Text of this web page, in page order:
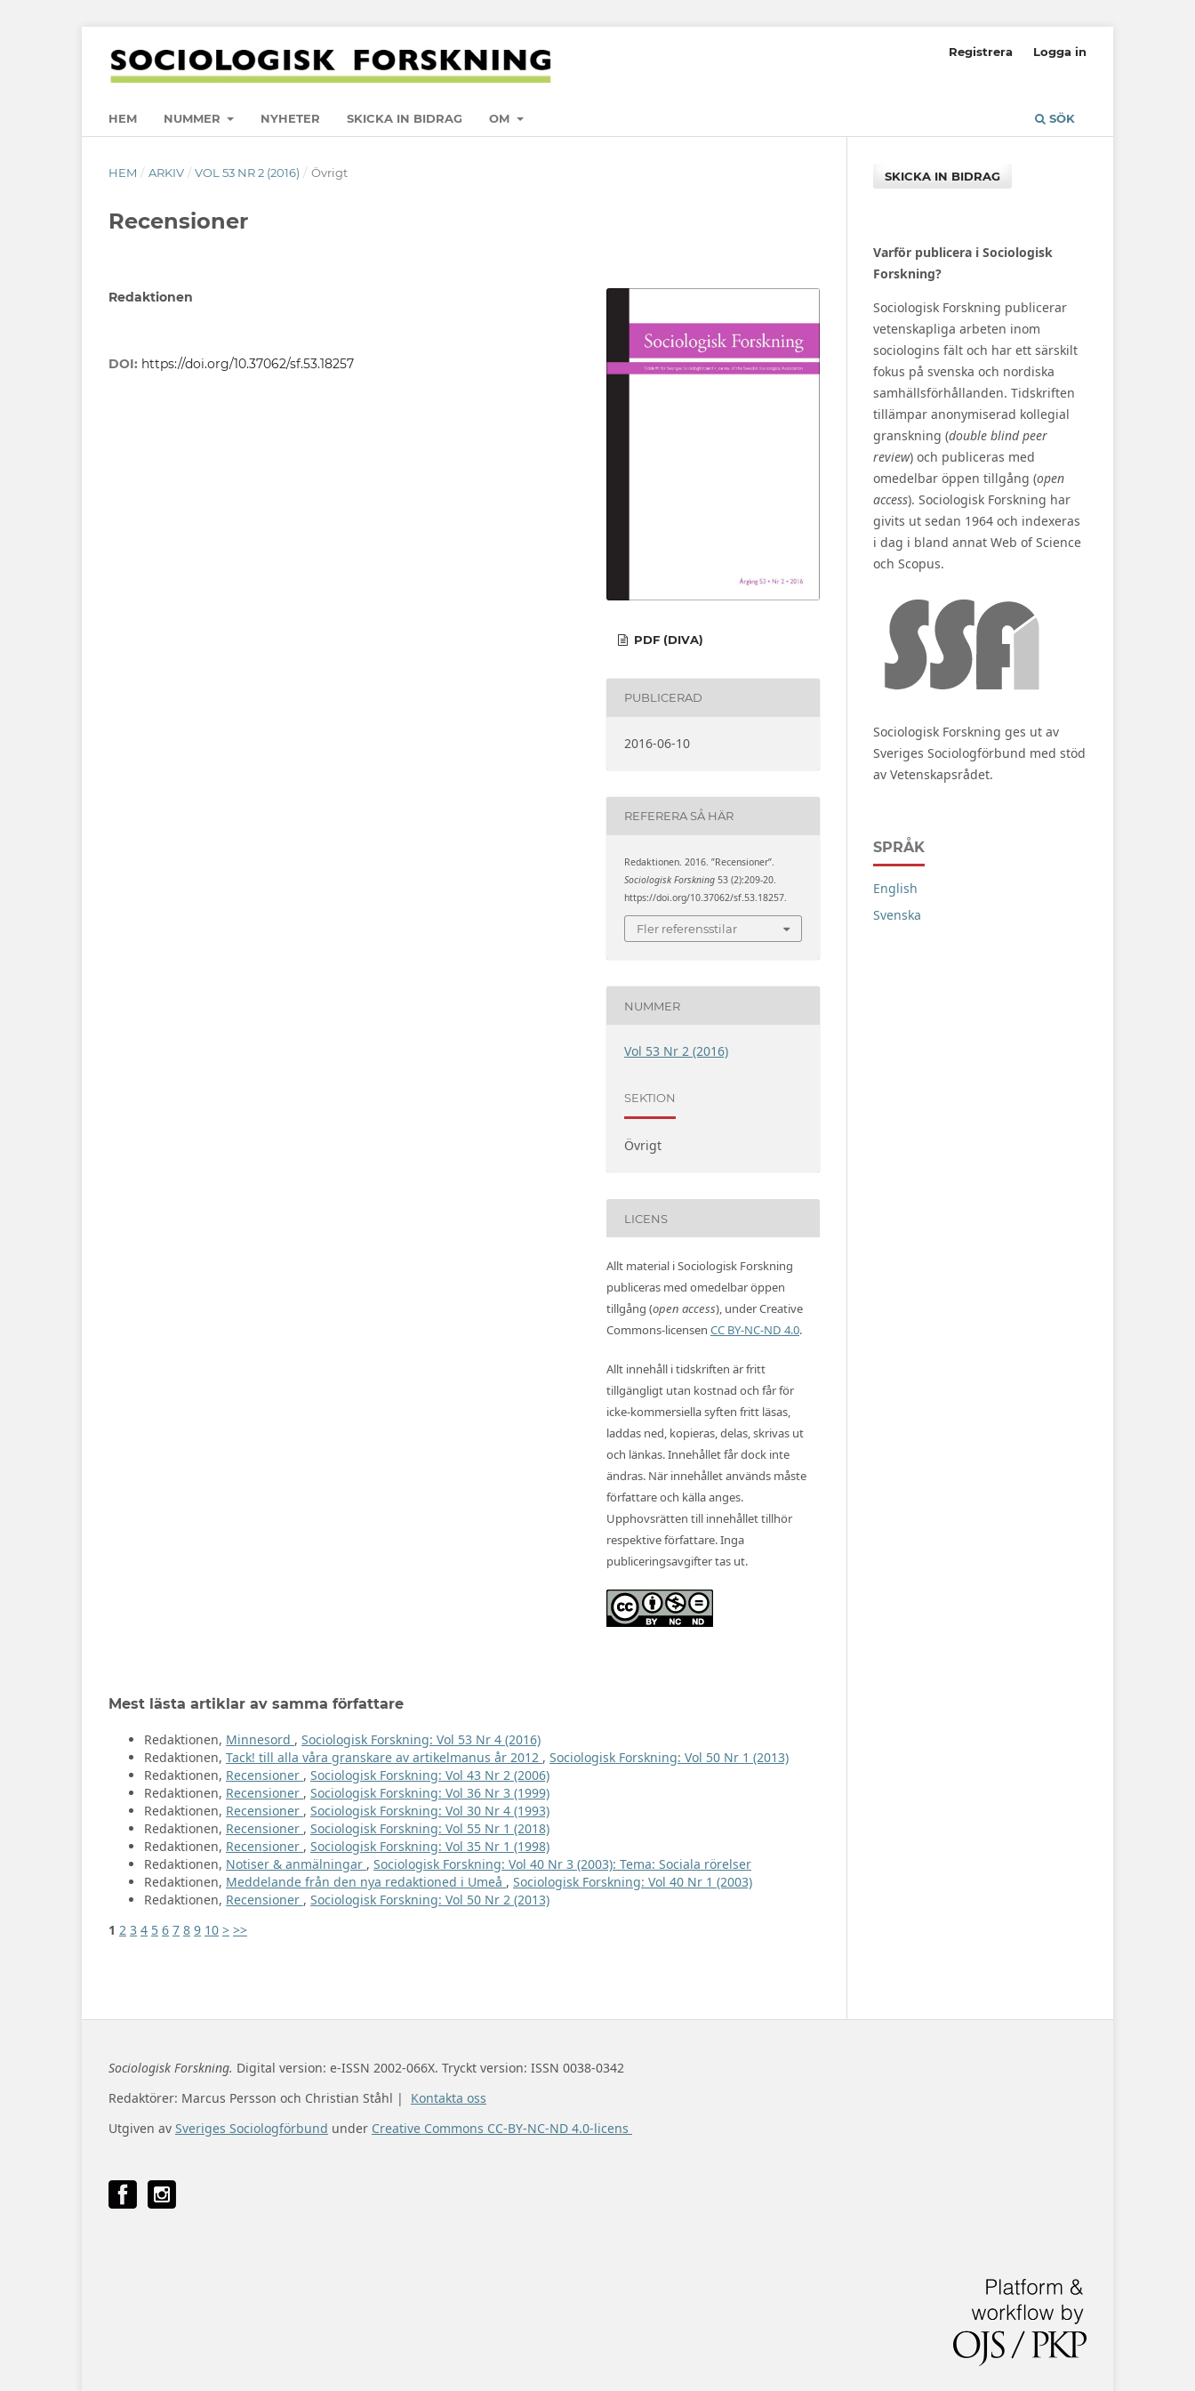
HEM NUMMER NYHETER SKICKA IN BIDRAG OM SÖK
Registrera Logga in
HEM / ARKIV / VOL 53 NR 2 (2016) / Övrigt
Recensioner
Redaktionen
DOI: https://doi.org/10.37062/sf.53.18257
PDF (DIVA)
PUBLICERAD
2016-06-10
REFERERA SÅ HÄR
Redaktionen. 2016. ”Recensioner”.
Sociologisk Forskning 53 (2):209-20.
https://doi.org/10.37062/sf.53.18257.
Fler referensstilar
NUMMER
Vol 53 Nr 2 (2016)
SEKTION
Övrigt
LICENS
Allt material i Sociologisk Forskning
publiceras med omedelbar öppen
tillgång (open access), under Creative
Commons-licensen CC BY-NC-ND 4.0.
Allt innehåll i tidskriften är fritt
tillgängligt utan kostnad och får för
icke-kommersiella syften fritt läsas,
laddas ned, kopieras, delas, skrivas ut
och länkas. Innehållet får dock inte
ändras. När innehållet används måste
författare och källa anges.
Upphovsrätten till innehållet tillhör
respektive författare. Inga
publiceringsavgifter tas ut.
Mest lästa artiklar av samma författare
Redaktionen, Minnesord , Sociologisk Forskning: Vol 53 Nr 4 (2016)
Redaktionen, Tack! till alla våra granskare av artikelmanus år 2012 , Sociologisk Forskning: Vol 50 Nr 1 (2013)
Redaktionen, Recensioner , Sociologisk Forskning: Vol 43 Nr 2 (2006)
Redaktionen, Recensioner , Sociologisk Forskning: Vol 36 Nr 3 (1999)
Redaktionen, Recensioner , Sociologisk Forskning: Vol 30 Nr 4 (1993)
Redaktionen, Recensioner , Sociologisk Forskning: Vol 55 Nr 1 (2018)
Redaktionen, Recensioner , Sociologisk Forskning: Vol 35 Nr 1 (1998)
Redaktionen, Notiser & anmälningar , Sociologisk Forskning: Vol 40 Nr 3 (2003): Tema: Sociala rörelser
Redaktionen, Meddelande från den nya redaktioned i Umeå , Sociologisk Forskning: Vol 40 Nr 1 (2003)
Redaktionen, Recensioner , Sociologisk Forskning: Vol 50 Nr 2 (2013)
1 2 3 4 5 6 7 8 9 10 > >>
SKICKA IN BIDRAG
Varför publicera i Sociologisk
Forskning?
Sociologisk Forskning publicerar
vetenskapliga arbeten inom
sociologins fält och har ett särskilt
fokus på svenska och nordiska
samhällsförhållanden. Tidskriften
tillämpar anonymiserad kollegial
granskning (double blind peer
review) och publiceras med
omedelbar öppen tillgång (open
access). Sociologisk Forskning har
givits ut sedan 1964 och indexeras
i dag i bland annat Web of Science
och Scopus.
Sociologisk Forskning ges ut av
Sveriges Sociologförbund med stöd
av Vetenskapsrådet.
SPRÅK
English
Svenska
Sociologisk Forskning. Digital version: e-ISSN 2002-066X. Tryckt version: ISSN 0038-0342
Redaktörer: Marcus Persson och Christian Ståhl | Kontakta oss
Utgiven av Sveriges Sociologförbund under Creative Commons CC-BY-NC-ND 4.0-licens